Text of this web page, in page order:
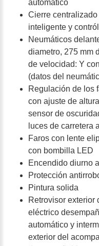
automático
Cierre
inteligente y
Neumáticos
diametro, 275 mm
de velocidad: Y
(datos del
Regulación de los
con ajuste de
sensor de
luces de carretera
Faros con lente
con bombilla LED
Encendido diurno
Protección
Pintura solida
Retrovisor exterior
eléctrico
automático y
exterior del